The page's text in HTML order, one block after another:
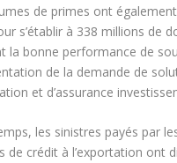
de primes ont
s’établir à 338 millions de
la bonne performance de
de la demande de
et d’assurance
les sinistres payés par
de crédit à l’exportation ont